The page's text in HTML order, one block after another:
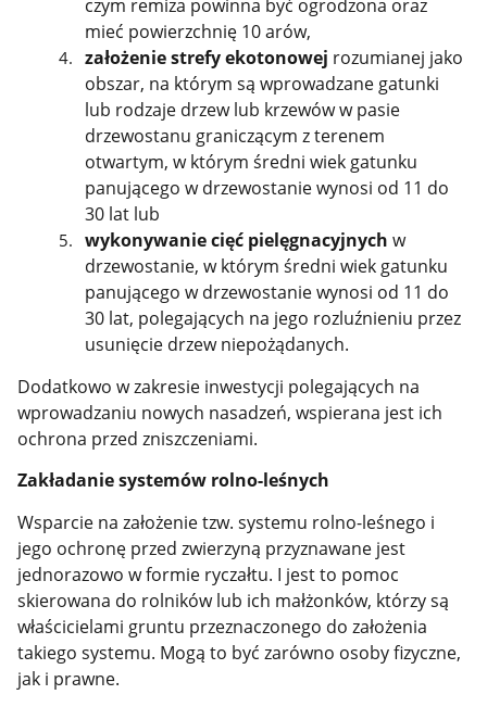
czym remiza powinna być ogrodzona oraz
mieć powierzchnię 10 arów,
założenie strefy ekotonowej rozumianej jako
obszar, na którym są wprowadzane gatunki
lub rodzaje drzew lub krzewów w pasie
drzewostanu graniczącym z terenem
otwartym, w którym średni wiek gatunku
panującego w drzewostanie wynosi od 11 do
30 lat lub
wykonywanie cięć pielęgnacyjnych w
drzewostanie, w którym średni wiek gatunku
panującego w drzewostanie wynosi od 11 do
30 lat, polegających na jego rozluźnieniu przez
usunięcie drzew niepożądanych.
Dodatkowo w zakresie inwestycji polegających na
wprowadzaniu nowych nasadzeń, wspierana jest ich
ochrona przed zniszczeniami.
Zakładanie systemów rolno-leśnych
Wsparcie na założenie tzw. systemu rolno-leśnego i
jego ochronę przed zwierzyną przyznawane jest
jednorazowo w formie ryczałtu. I jest to pomoc
skierowana do rolników lub ich małżonków, którzy są
właścicielami gruntu przeznaczonego do założenia
takiego systemu. Mogą to być zarówno osoby fizyczne,
jak i prawne.